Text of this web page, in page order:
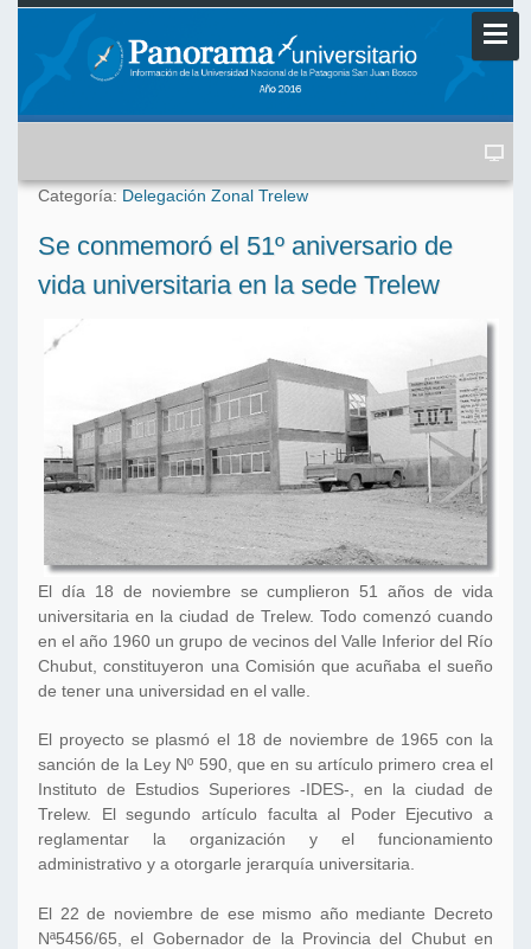
Categoría: Delegación Zonal Trelew
Se conmemoró el 51º aniversario de
vida universitaria en la sede Trelew
El día 18 de noviembre se cumplieron 51 años de vida
universitaria en la ciudad de Trelew. Todo comenzó cuando
en el año 1960 un grupo de vecinos del Valle Inferior del Río
Chubut, constituyeron una Comisión que acuñaba el sueño
de tener una universidad en el valle.
El proyecto se plasmó el 18 de noviembre de 1965 con la
sanción de la Ley Nº 590, que en su artículo primero crea el
Instituto de Estudios Superiores -IDES-, en la ciudad de
Trelew. El segundo artículo faculta al Poder Ejecutivo a
reglamentar la organización y el funcionamiento
administrativo y a otorgarle jerarquía universitaria.
El 22 de noviembre de ese mismo año mediante Decreto
Nª5456/65, el Gobernador de la Provincia del Chubut en